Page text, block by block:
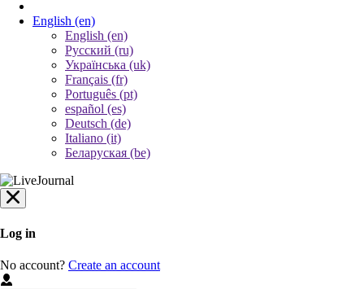
English (en)
English (en)
Русский (ru)
Українська (uk)
Français (fr)
Português (pt)
español (es)
Deutsch (de)
Italiano (it)
Беларуская (be)
Log in
No account? Create an account